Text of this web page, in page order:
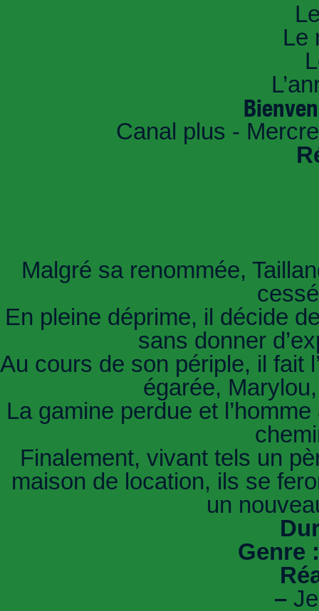
Le
Canal plus -
Malgré sa renommée,
En pleine déprime, il décide
sans donner
Au cours de son périple, il fait
égarée,
La gamine perdue et
Finalement, vivant tels un
maison de location, ils se
un
Genre :
–